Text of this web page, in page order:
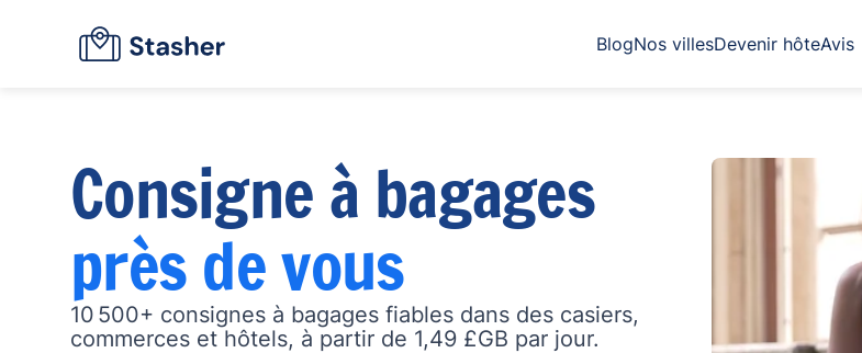
BlogNos villesDevenir hôteAvis
Consigne à bagages
près de vous
10 500+ consignes à bagages fiables dans des casiers,
commerces et hôtels, à partir de 1,49 £GB par jour.